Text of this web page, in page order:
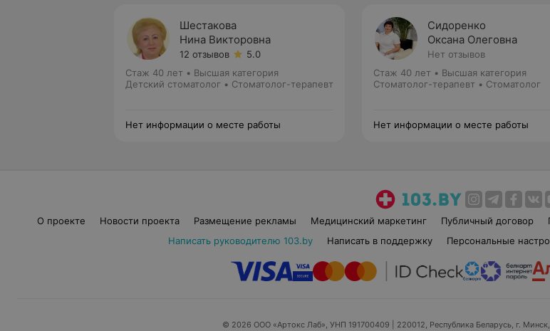
Шестакова
Нина Викторовна
12 отзывов
5.0
Стаж 40 лет • Высшая категория
Детский стоматолог • Стоматолог-терапевт
Нет информации о месте работы
Сидоренко
Оксана Олеговна
Нет отзывов
Стаж 40 лет • Высшая категория
Стоматолог-терапевт • Стоматолог
Нет информации о месте работы
О проекте Новости проекта Размещение рекламы Медицинский маркетинг Публичный договор
Написать руководителю 103.by
Написать в поддержку Персональные
© 2026 ООО «Артокс Лаб», УНП 191700409 | 220012, Республика Беларусь, г.